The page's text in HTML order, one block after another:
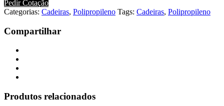
Pedir Cotação
Categorias: Cadeiras, Polipropileno Tags: Cadeiras, Polipropileno
Compartilhar
Produtos relacionados